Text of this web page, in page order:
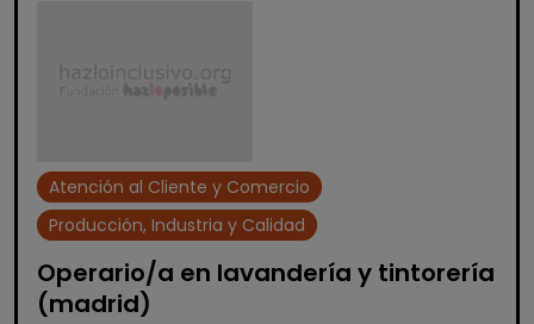
Atención al Cliente y Comercio
Producción, Industria y Calidad
Operario/a en lavandería y tintorería
(madrid)